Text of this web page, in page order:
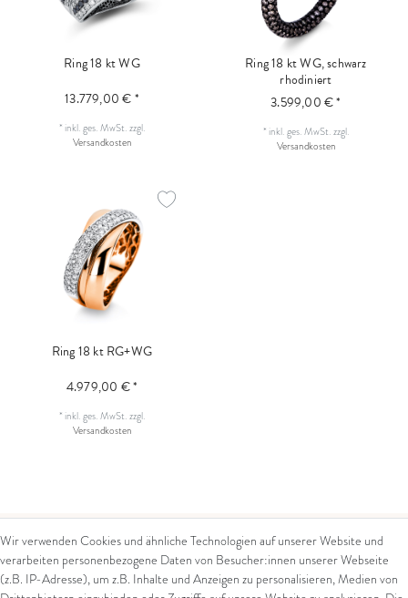
Ring 18 kt WG
13.779,00 € *
* inkl. ges. MwSt.zzgl.
Versandkosten
Ring 18 kt WG, schwarz
rhodiniert
3.599,00 € *
* inkl. ges. MwSt.zzgl.
Versandkosten
Ring 18 kt RG+WG
4.979,00 € *
* inkl. ges. MwSt.zzgl.
Versandkosten
Kontakt Rechtliches
Wir verwenden Cookies und ähnliche Technologien auf unserer Website und
verarbeiten personenbezogene Daten von Besucher:innen unserer Webseite
(z.B. IP-Adresse), um z.B. Inhalte und Anzeigen zu personalisieren, Medien von